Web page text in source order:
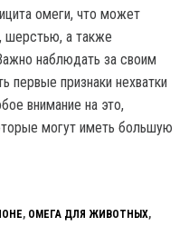
омеги, что может
шерстью, а также
наблюдать за своим
первые признаки нехватки
внимание на это,
могут иметь большую
, ОМЕГА ДЛЯ ЖИВОТНЫХ,